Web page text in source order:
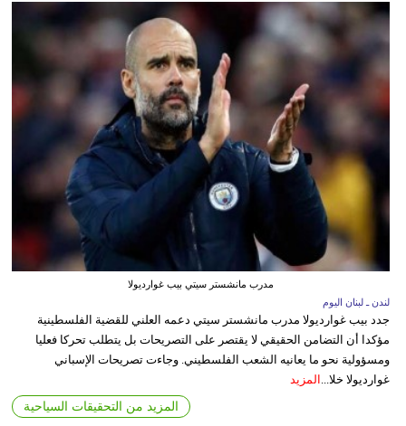
مدرب مانشستر سيتي بيب غوارديولا
لندن ـ لبنان اليوم
جدد بيب غوارديولا مدرب مانشستر سيتي دعمه العلني للقضية الفلسطينية
مؤكدا أن التضامن الحقيقي لا يقتصر على التصريحات بل يتطلب تحركا فعليا
ومسؤولية نحو ما يعانيه الشعب الفلسطيني. وجاءت تصريحات الإسباني
غوارديولا خلا...
المزيد
المزيد من التحقيقات السياحية